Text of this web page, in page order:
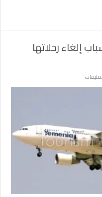
إلغاء رحلاتها
“الخطوط
إلغاء
رحلاتها
الأخيرة
وتعتذر
للمسافرين